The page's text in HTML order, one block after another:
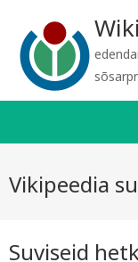
Vikipeedia
Suviseid